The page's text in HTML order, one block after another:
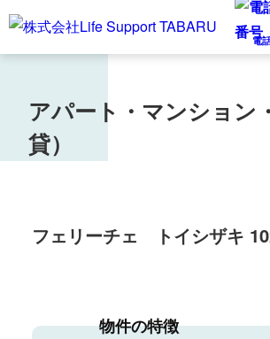
電
アパート・マンション
貸）
フェリーチェ トイシザキ
物件の特徴